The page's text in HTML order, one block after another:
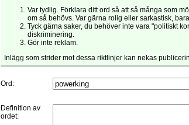
Var tydlig. Förklara ditt ord så att så många som
om så behövs. Var gärna rolig eller sarkastisk,
Tyck gärna saker, du behöver inte vara "politiskt
diskriminering.
Gör inte reklam.
Inlägg som strider mot dessa riktlinjer kan nekas
Ord:
Definition av
ordet: